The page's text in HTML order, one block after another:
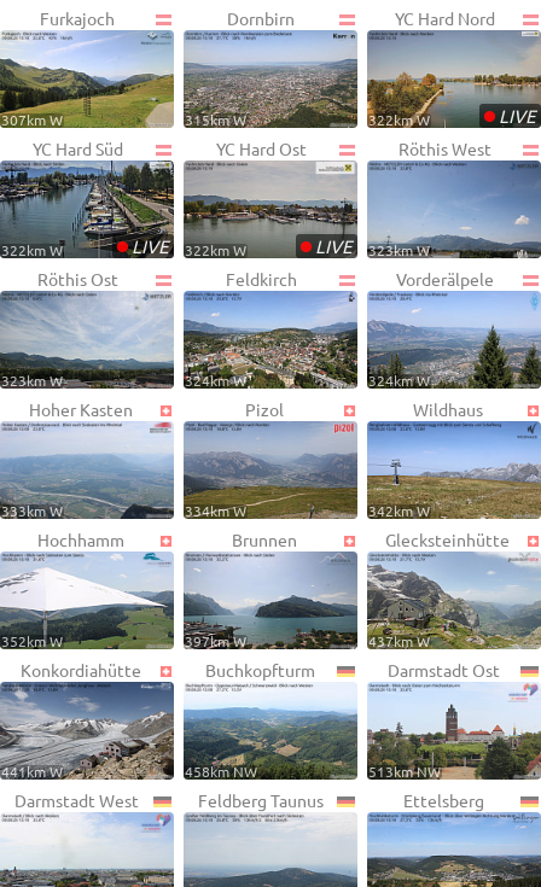
Furkajoch
307km W
Dornbirn
315km W
YC Hard Nord
•LIVE
322km W
YC Hard Süd
•LIVE
322km W
YC Hard Ost
•LIVE
322km W
Röthis West
323km W
Röthis Ost
323km W
Feldkirch
324km W
Vorderälpele
324km W
Hoher Kasten
333km W
Pizol
334km W
Wildhaus
342km W
Hochhamm
352km W
Brunnen
397km W
Glecksteinhütte
437km W
Konkordiahütte
441km W
Buchkopfturm
458km NW
Darmstadt Ost
513km NW
Darmstadt West Feldberg Taunus Ettelsberg